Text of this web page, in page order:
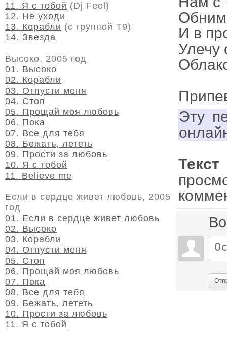
И в
Улечу
Эту
11. Я с тобой (Dj Feel)
12. Не уходи
13. Корабли (с группой Т9)
14. Звезда
Высоко, 2005 год
01. Высоко
02. Корабли
03. Отпусти меня
04. Стоп
05. Прощай моя любовь
06. Пока
07. Все для тебя
08. Бежать, лететь
09. Прости за любовь
10. Я с тобой
11. Believe me
Если в сердце живет любовь, 2005
год
01. Если в сердце живет любовь
02. Высоко
03. Корабли
04. Отпусти меня
05. Стоп
06. Прощай моя любовь
07. Пока
08. Все для тебя
09. Бежать, лететь
10. Прости за любовь
11. Я с тобой